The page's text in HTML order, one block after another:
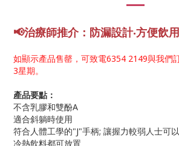
📢治療師推介：防漏設計‧方便飲用
如顯示產品售罄，可致電6354 2149與我們
3星期。
產品要點：
不含乳膠和雙酚A
適合斜躺時使用
符合人體工學的"J"手柄; 讓握力較弱人士可
冷熱飲料都可放置